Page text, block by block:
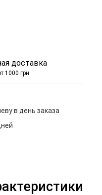
доставка
1000 грн
в день заказа